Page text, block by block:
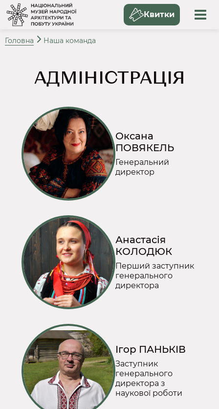
Квитки
Головна Наша команда
АДМІНІСТРАЦІЯ
Оксана
ПОВЯКЕЛЬ
Генеральний
директор
Анастасія
КОЛОДЮК
Перший заступник
генерального
директора
Ігор ПАНЬКІВ
Заступник
генерального
директора з
наукової роботи